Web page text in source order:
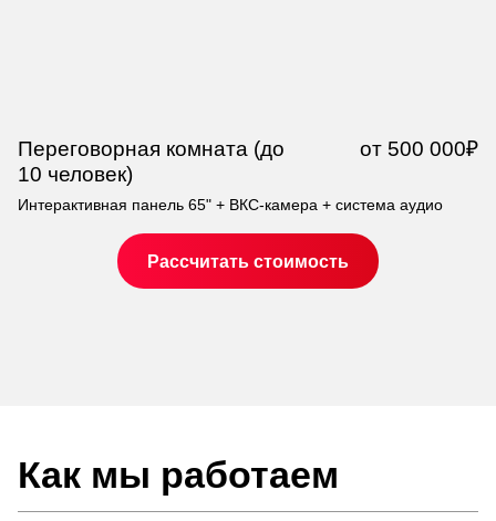
Переговорная комната (до
10 человек)
от 500 000₽
Интерактивная панель 65" + ВКС-камера + система аудио
Рассчитать стоимость
Как мы работаем